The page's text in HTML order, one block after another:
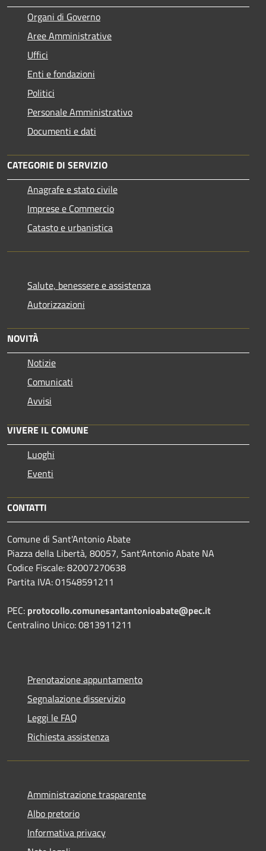
Organi di Governo
Aree Amministrative
Uffici
Enti e fondazioni
Politici
Personale Amministrativo
Documenti e dati
CATEGORIE DI SERVIZIO
Anagrafe e stato civile
Imprese e Commercio
Catasto e urbanistica
Salute, benessere e assistenza
Autorizzazioni
NOVITÀ
Notizie
Comunicati
Avvisi
VIVERE IL COMUNE
Luoghi
Eventi
CONTATTI
Comune di Sant'Antonio Abate
Piazza della Libertà, 80057, Sant'Antonio Abate NA
Codice Fiscale: 82007270638
Partita IVA: 01548591211
PEC: protocollo.comunesantantonioabate@pec.it
Centralino Unico: 0813911211
Prenotazione appuntamento
Segnalazione disservizio
Leggi le FAQ
Richiesta assistenza
Amministrazione trasparente
Albo pretorio
Informativa privacy